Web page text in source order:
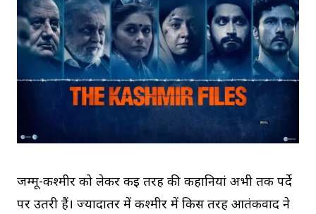
जम्मू-कश्मीर को लेकर कई तरह की कहानियां अभी तक पर्दे
पर उतरी हैं। ज्यादातर में कश्मीर में किस तरह आतंकवाद ने